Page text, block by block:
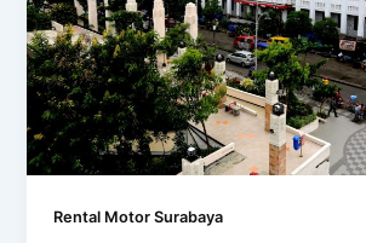
Rental Motor Surabaya